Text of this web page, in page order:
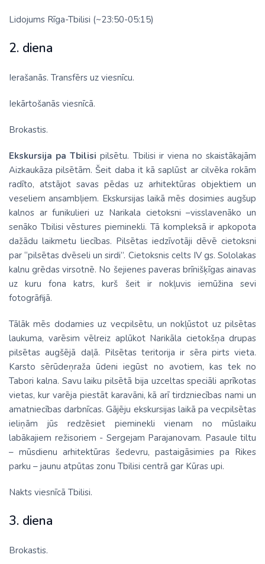
Lidojums Rīga-Tbilisi (~23:50-05:15)
2. diena
Ierašanās. Transfērs uz viesnīcu.
Iekārtošanās viesnīcā.
Brokastis.
Ekskursija pa Tbilisi pilsētu. Tbilisi ir viena no skaistākajām
Aizkaukāza pilsētām. Šeit daba it kā saplūst ar cilvēka rokām
radīto, atstājot savas pēdas uz arhitektūras objektiem un
veseliem ansambļiem. Ekskursijas laikā mēs dosimies augšup
kalnos ar funikulieri uz Narikala cietoksni –visslavenāko un
senāko Tbilisi vēstures pieminekli. Tā kompleksā ir apkopota
dažādu laikmetu liecības. Pilsētas iedzīvotāji dēvē cietoksni
par “pilsētas dvēseli un sirdi”. Cietoksnis celts IV gs. Sololakas
kalnu grēdas virsotnē. No šejienes paveras brīnišķīgas ainavas
uz kuru fona katrs, kurš šeit ir nokļuvis iemūžina sevi
fotogrāfijā.
Tālāk mēs dodamies uz vecpilsētu, un nokļūstot uz pilsētas
laukuma, varēsim vēlreiz aplūkot Narikāla cietokšņa drupas
pilsētas augšējā daļā. Pilsētas teritorija ir sēra pirts vieta.
Karsto sērūdeņraža ūdeni iegūst no avotiem, kas tek no
Tabori kalna. Savu laiku pilsētā bija uzceltas speciāli aprīkotas
vietas, kur varēja piestāt karavāni, kā arī tirdzniecības nami un
amatniecības darbnīcas. Gājēju ekskursijas laikā pa vecpilsētas
ieliņām jūs redzēsiet pieminekli vienam no mūslaiku
labākajiem režisoriem - Sergejam Parajanovam. Pasaule tiltu
– mūsdienu arhitektūras šedevru, pastaigāsimies pa Rikes
parku – jaunu atpūtas zonu Tbilisi centrā gar Kūras upi.
Nakts viesnīcā Tbilisi.
3. diena
Brokastis.